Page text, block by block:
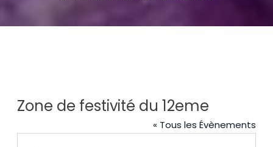
Zone de festivité du 12eme
« Tous les Évènements